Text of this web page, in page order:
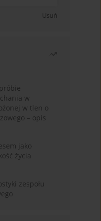
Usuń
w
w tlen o
– opis
jako
życia
zespołu